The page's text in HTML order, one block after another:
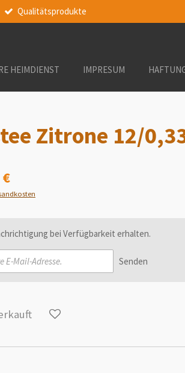
Qualitätsprodukte
HEIMDIENST IMPRESUM
Zitrone 12/
bei Verfügbarkeit erhalten.
Senden